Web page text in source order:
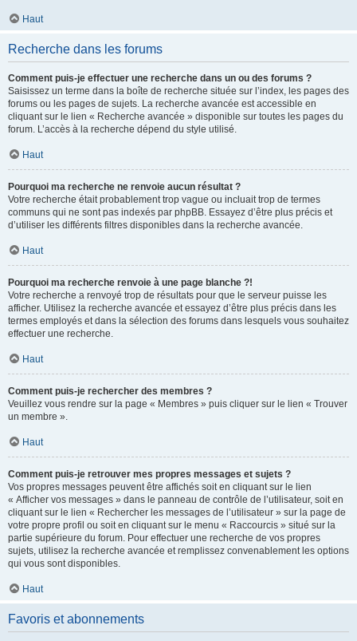
Haut
Recherche dans les forums
Comment puis-je effectuer une recherche dans un ou des forums ?
Saisissez un terme dans la boîte de recherche située sur l’index, les pages des
forums ou les pages de sujets. La recherche avancée est accessible en
cliquant sur le lien « Recherche avancée » disponible sur toutes les pages du
forum. L’accès à la recherche dépend du style utilisé.
Haut
Pourquoi ma recherche ne renvoie aucun résultat ?
Votre recherche était probablement trop vague ou incluait trop de termes
communs qui ne sont pas indexés par phpBB. Essayez d’être plus précis et
d’utiliser les différents filtres disponibles dans la recherche avancée.
Haut
Pourquoi ma recherche renvoie à une page blanche ?!
Votre recherche a renvoyé trop de résultats pour que le serveur puisse les
afficher. Utilisez la recherche avancée et essayez d’être plus précis dans les
termes employés et dans la sélection des forums dans lesquels vous souhaitez
effectuer une recherche.
Haut
Comment puis-je rechercher des membres ?
Veuillez vous rendre sur la page « Membres » puis cliquer sur le lien « Trouver
un membre ».
Haut
Comment puis-je retrouver mes propres messages et sujets ?
Vos propres messages peuvent être affichés soit en cliquant sur le lien
« Afficher vos messages » dans le panneau de contrôle de l’utilisateur, soit en
cliquant sur le lien « Rechercher les messages de l’utilisateur » sur la page de
votre propre profil ou soit en cliquant sur le menu « Raccourcis » situé sur la
partie supérieure du forum. Pour effectuer une recherche de vos propres
sujets, utilisez la recherche avancée et remplissez convenablement les options
qui vous sont disponibles.
Haut
Favoris et abonnements